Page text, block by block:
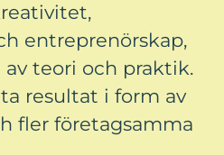
entreprenörskap,
teori och praktik.
resultat i form av
fler företagsamma